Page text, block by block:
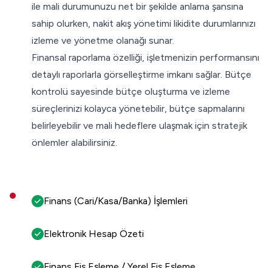
ile mali durumunuzu net bir şekilde anlama şansına
sahip olurken, nakit akış yönetimi likidite durumlarınızı
izleme ve yönetme olanağı sunar.
Finansal raporlama özelliği, işletmenizin performansını
detaylı raporlarla görselleştirme imkanı sağlar. Bütçe
kontrolü sayesinde bütçe oluşturma ve izleme
süreçlerinizi kolayca yönetebilir, bütçe sapmalarını
belirleyebilir ve mali hedeflere ulaşmak için stratejik
önlemler alabilirsiniz.
Finans (Cari/Kasa/Banka) İşlemleri
Elektronik Hesap Özeti